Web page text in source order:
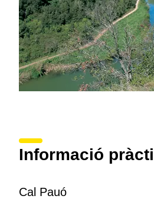
Informació
Cal Pauó